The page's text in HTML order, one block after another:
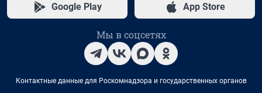
Google Play App Store
Мы в соцсетях
Контактные данные для Роскомнадзора и государственных органов